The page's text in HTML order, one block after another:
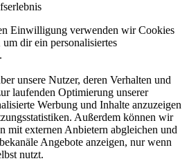
Einwilligung verwenden wir Cookies
dir ein personalisiertes
unsere Nutzer, deren Verhalten und
laufenden Optimierung unserer
Werbung und Inhalte anzuzeigen
Außerdem können wir
mit externen Anbietern abgleichen und
Angebote anzeigen, nur wenn
nutzt.